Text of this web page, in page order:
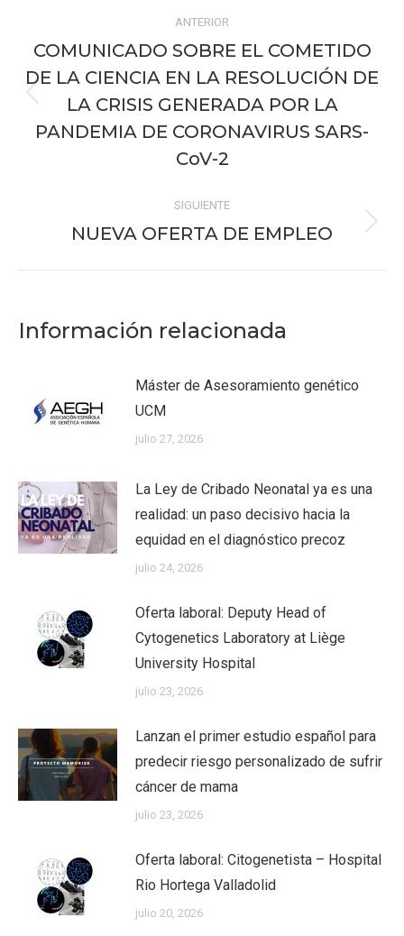
entre
publicaciones
ANTERIOR
Publicación
anterior:
COMUNICADO SOBRE EL COMETIDO
DE LA CIENCIA EN LA RESOLUCIÓN DE
LA CRISIS GENERADA POR LA
PANDEMIA DE CORONAVIRUS SARS-
CoV-2
SIGUIENTE
Publicación
NUEVA OFERTA DE EMPLEO
Información relacionada
Máster de Asesoramiento genético
UCM
julio 27, 2026
La Ley de Cribado Neonatal ya es una
realidad: un paso decisivo hacia la
equidad en el diagnóstico precoz
julio 24, 2026
Oferta laboral: Deputy Head of
Cytogenetics Laboratory at Liège
University Hospital
julio 23, 2026
Lanzan el primer estudio español para
predecir riesgo personalizado de sufrir
cáncer de mama
julio 23, 2026
Oferta laboral: Citogenetista – Hospital
Rio Hortega Valladolid
julio 20, 2026